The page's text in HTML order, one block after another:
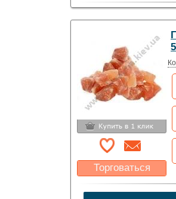
Торговаться
Какая цена Вас
устроит?